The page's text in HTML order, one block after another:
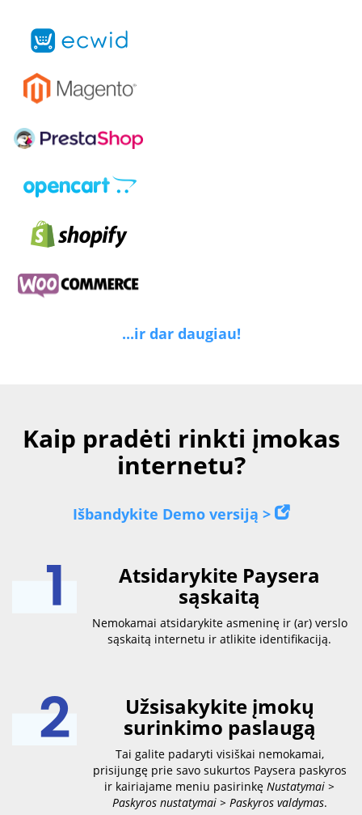
...ir dar daugiau!
Kaip pradėti rinkti įmokas
internetu?
Išbandykite Demo versiją >
Atsidarykite Paysera
sąskaitą
Nemokamai atsidarykite asmeninę ir (ar) verslo
sąskaitą internetu ir atlikite identifikaciją.
Užsisakykite įmokų
surinkimo paslaugą
Tai galite padaryti visiškai nemokamai,
prisijungę prie savo sukurtos Paysera paskyros
ir kairiajame meniu pasirinkę Nustatymai >
Paskyros nustatymai > Paskyros valdymas.